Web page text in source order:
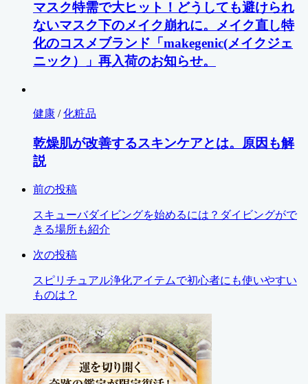
マスク特需で大ヒット！どうしても避けられ
ないマスク下のメイク崩れに。メイク直し特
化のコスメブランド「makegenic(メイクジェ
ニック）」再入荷のお知らせ。
健康 /化粧品
乾燥肌が改善するスキンケアとは。原因も解
説
前の投稿
スキューバダイビングを始めるには？ダイビングがで
きる場所も紹介
次の投稿
スピリチュアル浄化アイテムで初心者にも使いやすい
ものは？